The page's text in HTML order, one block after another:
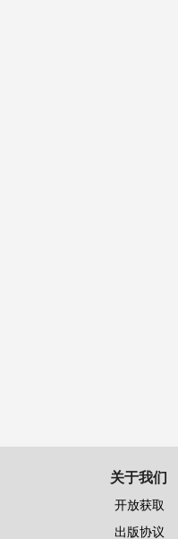
关于我们
开放获取
出版协议